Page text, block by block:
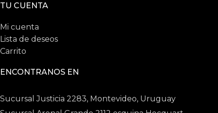
TU CUENTA
Mi cuenta
Lista de deseos
Carrito
ENCONTRANOS EN
Sucursal Justicia 2283, Montevideo, Uruguay